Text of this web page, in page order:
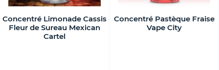
Concentré Limonade Cassis
Fleur de Sureau Mexican
Cartel
Concentré Pastèque Fraise
Vape City